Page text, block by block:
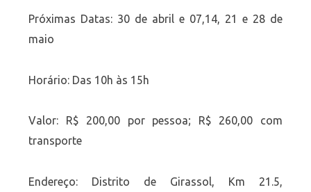
Próximas Datas: 30 de abril e 07,14, 21 e 28 de
maio
Horário: Das 10h às 15h
Valor: R$ 200,00 por pessoa; R$ 260,00 com
transporte
Endereço: Distrito de Girassol, Km 21.5,